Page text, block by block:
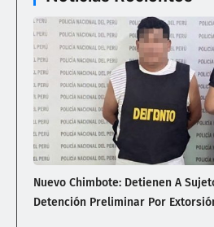
Nuevo Chimbote: Detienen A
Detención Preliminar Por